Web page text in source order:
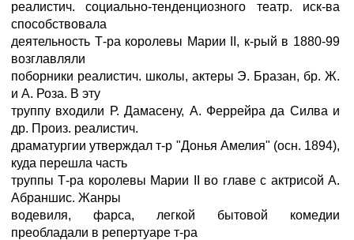
реалистич. социально-тенденциозного театр. иск-ва
способствовала
деятельность Т-ра королевы Марии II, к-рый в 1880-99
возглавляли
поборники реалистич. школы, актеры Э. Бразан, бр. Ж.
и А. Роза. В эту
труппу входили Р. Дамасену, А. Феррейра да Силва и
др. Произ. реалистич.
драматургии утверждал т-р "Донья Амелия" (осн. 1894),
куда перешла часть
труппы Т-ра королевы Марии II во главе с актрисой А.
Абраншис. Жанры
водевиля, фарса, легкой бытовой комедии
преобладали в репертуаре т-ра